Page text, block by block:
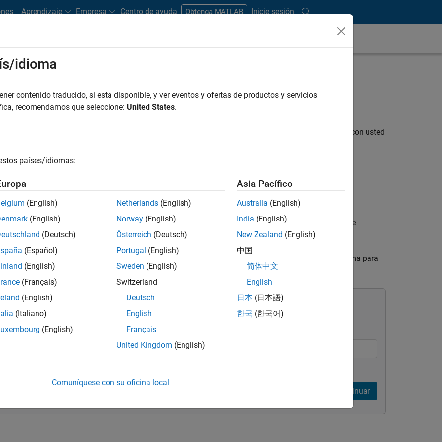
Aprendizaje Empresa Centro de ayuda Obtenga MATLAB Inicie sesión
y Simulink para startups
para su startup, complete el siguiente formulario y un representante de MathWorks se comunicará con usted
son elegibles para un precio especial si cumplen con los siguientes criterios :
en ingresos al año
exclusiva de MathWorks. Si su compañía no cumple con todos nuestros criterios, aún puede
se pondrá en contacto con usted para hablar sobre sus opciones.
empresas, puede ser elegible para un año de software gratuito. Hable con el director de su programa para
de empresas, contáctenos para hablar sobre el soporte de MathWorks para sus startups.
Continuar
idioma
contenido traducido, si está disponible, y ver eventos y ofertas de productos y servicios
recomendamos que seleccione: United States.
países/idiomas:
(English)
(English)
(Deutsch)
(Español)
(English)
(Français)
(English)
(Italiano)
(English)
Netherlands (English)
Norway (English)
Österreich (Deutsch)
Portugal (English)
Sweden (English)
Switzerland
Deutsch
English
Français
United Kingdom (English)
Asia-Pacífico
Australia (English)
India (English)
New Zealand (English)
中国
简体中文
English
日本 (日本語)
한국 (한국어)
Comuníquese con su oficina local